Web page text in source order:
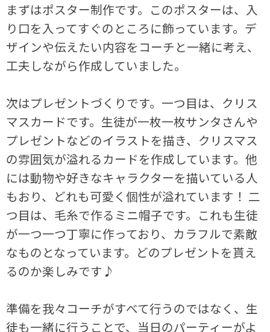
まずはポスター制作です。このポスターは、入
り口を入ってすぐのところに飾っています。デ
ザインや伝えたい内容をコーチと一緒に考え、
工夫しながら作成していました。
次はプレゼントづくりです。一つ目は、クリス
マスカードです。生徒が一枚一枚サンタさんや
プレゼントなどのイラストを描き、クリスマス
の雰囲気が溢れるカードを作成しています。他
には動物や好きなキャラクターを描いている人
もおり、どれも可愛く個性が溢れています！ 二
つ目は、毛糸で作るミニ帽子です。これも生徒
が一つ一つ丁寧に作っており、カラフルで素敵
なものとなっています。どのプレゼントを貰え
るのか楽しみです♪
準備を我々コーチがすべて行うのではなく、生
徒も一緒に行うことで、当日のパーティーがよ